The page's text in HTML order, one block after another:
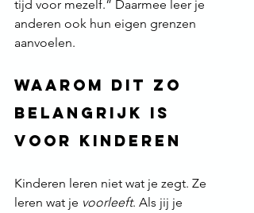
tijd voor mezelf.” Daarmee leer je
anderen ook hun eigen grenzen
aanvoelen.
Waarom dit zo
belangrijk is
voor kinderen
Kinderen leren niet wat je zegt. Ze
leren wat je voorleeft. Als jij je